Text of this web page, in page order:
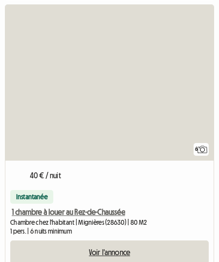
6
40 € / nuit
Instantanée
1 chambre à louer au Rez-de-Chaussée
Chambre chez l'habitant | Mignières (28630) | 80 M2
1 pers. | 6 nuits minimum
Voir l'annonce